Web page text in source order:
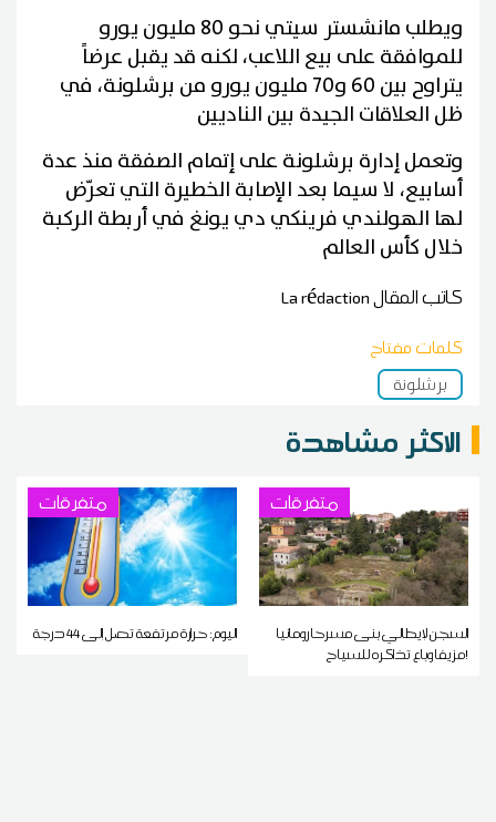
ويطلب مانشستر سيتي نحو 80 مليون يورو
للموافقة على بيع اللاعب، لكنه قد يقبل عرضاً
يتراوح بين 60 و70 مليون يورو من برشلونة، في
ظل العلاقات الجيدة بين الناديين
وتعمل إدارة برشلونة على إتمام الصفقة منذ عدة
أسابيع، لا سيما بعد الإصابة الخطيرة التي تعرّض
لها الهولندي فرينكي دي يونغ في أربطة الركبة
خلال كأس العالم
كاتب المقالLa rédaction
كلمات مفتاح
برشلونة
الاكثر مشاهدة
متفرقات
السجن لإيطالي بنى مسرحا رومانيا
مزيفا وباع تذاكره للسياح!
متفرقات
اليوم: حرارة مرتفعة تصل إلى 44 درجة